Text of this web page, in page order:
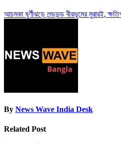
আচমকা ঘূর্ণীঝড়ে লন্ডভন্ড বীরভূমের মুরারই,
By News Wave India Desk
Related Post